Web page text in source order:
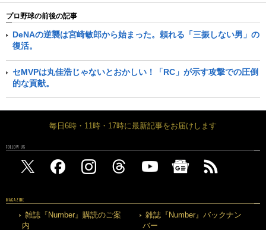
プロ野球の前後の記事
DeNAの逆襲は宮崎敏郎から始まった。頼れる「三振しない男」の
復活。
セMVPは丸佳浩じゃないとおかしい！「RC」が示す攻撃での圧倒
的な貢献。
毎日6時・11時・17時に最新記事をお届けします
FOLLOW US
MAGAZINE
雑誌『Number』購読のご案
内
雑誌『Number』バックナン
バー